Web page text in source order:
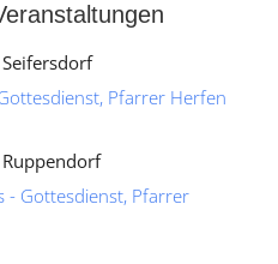
Seifersdorf
Pfarrer Herfen
Ruppendorf
- Gottesdienst, Pfarrer